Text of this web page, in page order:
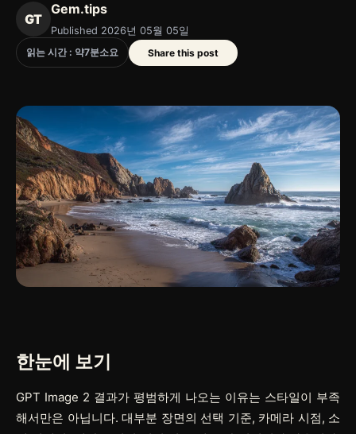
GT
Gem.tips
Published 2026년 05월 05일
읽는 시간 : 약7분소요 Share this post
한눈에 보기
GPT Image 2 결과가 평범하게 나오는 이유는 스타일이 부족
해서만은 아닙니다. 대부분 장면의 선택 기준, 카메라 시점, 소